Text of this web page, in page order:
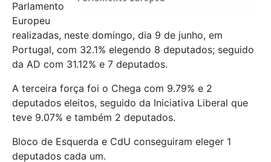
Parlamento
Europeu
realizadas, neste domingo, dia 9 de junho, em
Portugal, com 32.1% elegendo 8 deputados; seguido
da AD com 31.12% e 7 deputados.
A terceira força foi o Chega com 9.79% e 2
deputados eleitos, seguido da Iniciativa Liberal que
teve 9.07% e também 2 deputados.
Bloco de Esquerda e CdU conseguiram eleger 1
deputados cada um.